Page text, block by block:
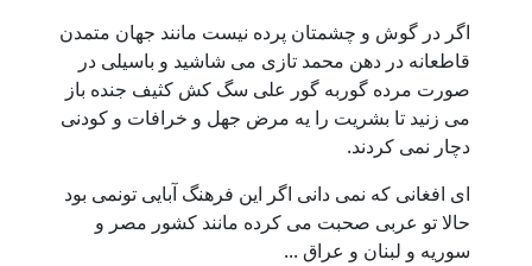
اگر در گوش و چشمتان پرده نیست مانند جهان متمدن
قاطعانه در دهن محمد تازی می شاشید و باسیلی در
صورت مرده گوربه گور علی سگ کش کثیف جنده باز
می زنید تا بشریت را یه مرض جهل و خرافات و کودنی
دچار نمی کردند.
ای افغانی که نمی دانی اگر این فرهنگ آبایی تونمی بود
حالا تو عربی صحبت می کرده مانند کشور مصر و
سوریه و لبنان و عراق ...